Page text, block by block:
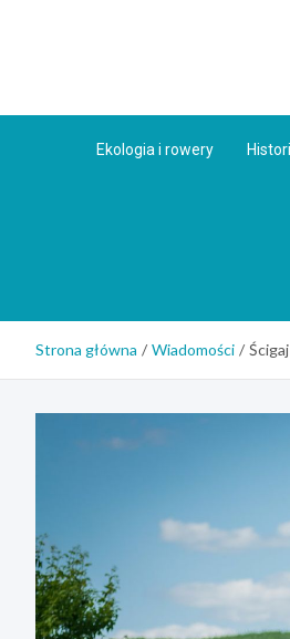
Ekologia i rowery
Strona główna Wiadomości